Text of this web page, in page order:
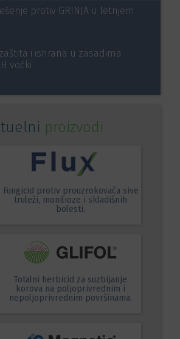
protiv GRINJA u letnjem
i ishrana u zasadima
voćki
proizvodi
Fungicid protiv prouzrokovača sive
truleži, monilioze i skladišnih
bolesti.
Totalni herbicid za suzbijanje
korova na poljoprivrednim i
nepoljoprivrednim površinama.